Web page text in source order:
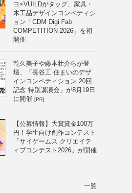
ヨ×VUILDがタッグ、家具・
木工品デザインコンペティシ
ョン「CDM Digi Fab
COMPETITION 2026」を初
開催
乾久美子や藤本壮介らが登
壇、「長谷工 住まいのデザ
インコンペティション 20回
記念 特別講演会」が8月19日
に開催 [PR]
【公募情報】大賞賞金100万
円！学生向け創作コンテスト
「サイゲームス クリエイテ
ィブコンテスト2026」が開催
一覧